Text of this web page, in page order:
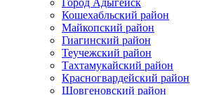
Город Адыгейск
Кошехабльский район
Майкопский район
Гиагинский район
Теучежский район
Тахтамукайский район
Красногвардейский район
Шовгеновский район